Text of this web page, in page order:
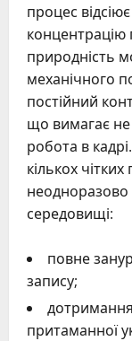
процес
природність
механічного
постійний
що вимагає
робота в
кількох
неодноразово
середовищі:
повне
запису;
притаманної